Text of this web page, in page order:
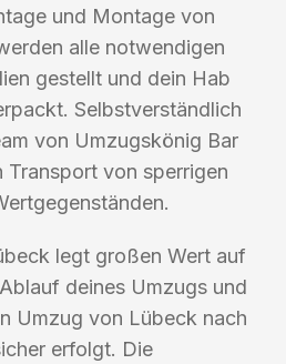
und Montage von
alle notwendigen
gestellt und dein Hab
Selbstverständlich
von Umzugskönig Bar
Transport von sperrigen
legt großen Wert auf
deines Umzugs und
Umzug von Lübeck nach
erfolgt. Die